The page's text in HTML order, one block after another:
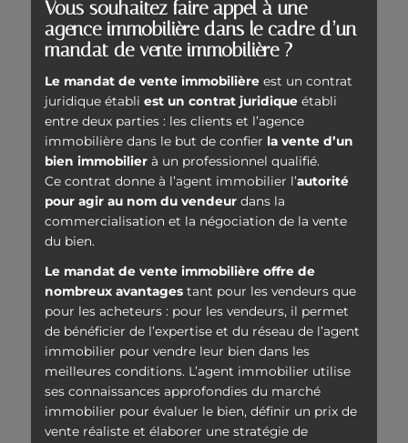
Vous souhaitez faire appel à une
agence immobilière dans le cadre d’un
mandat de vente immobilière ?
Le mandat de vente immobilière est un contrat
juridique établi est un contrat juridique établi
entre deux parties : les clients et l’agence
immobilière dans le but de confier la vente d’un
bien immobilier à un professionnel qualifié.
Ce contrat donne à l’agent immobilier l’autorité
pour agir au nom du vendeur dans la
commercialisation et la négociation de la vente
du bien.
Le mandat de vente immobilière offre de
nombreux avantages tant pour les vendeurs que
pour les acheteurs : pour les vendeurs, il permet
de bénéficier de l’expertise et du réseau de l’agent
immobilier pour vendre leur bien dans les
meilleures conditions. L’agent immobilier utilise
ses connaissances approfondies du marché
immobilier pour évaluer le bien, définir un prix de
vente réaliste et élaborer une stratégie de